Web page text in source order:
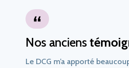
Nos anciens
Le DCG m’a apporté